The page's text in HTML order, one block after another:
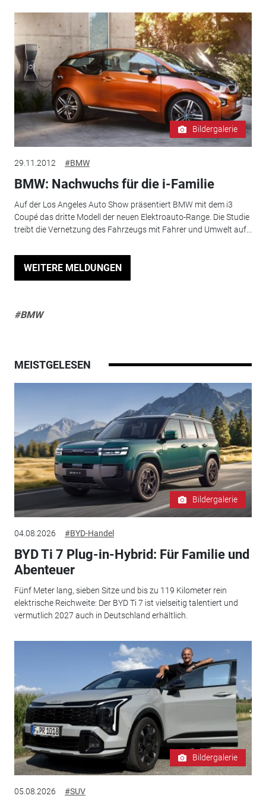
Bildergalerie
29.11.2012 #BMW
BMW: Nachwuchs für die i-Familie
Auf der Los Angeles Auto Show präsentiert BMW mit dem i3
Coupé das dritte Modell der neuen Elektroauto-Range. Die Studie
treibt die Vernetzung des Fahrzeugs mit Fahrer und Umwelt auf...
WEITERE MELDUNGEN
#BMW
MEISTGELESEN
Bildergalerie
04.08.2026 #BYD-Handel
BYD Ti 7 Plug-in-Hybrid: Für Familie und
Abenteuer
Fünf Meter lang, sieben Sitze und bis zu 119 Kilometer rein
elektrische Reichweite: Der BYD Ti 7 ist vielseitig talentiert und
vermutlich 2027 auch in Deutschland erhältlich.
Bildergalerie
05.08.2026 #SUV